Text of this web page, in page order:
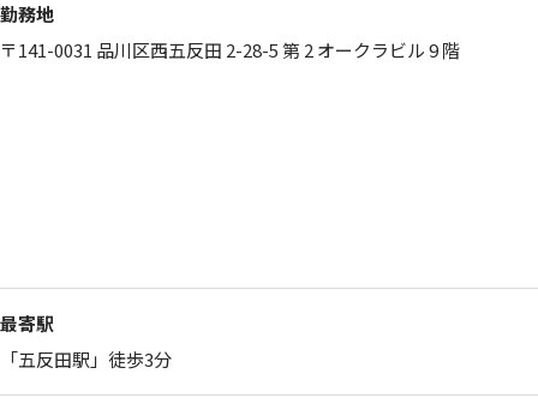
勤務地
〒141-0031 品川区西五反田 2-28-5 第 2 オークラビル 9 階
最寄駅
「五反田駅」徒歩3分